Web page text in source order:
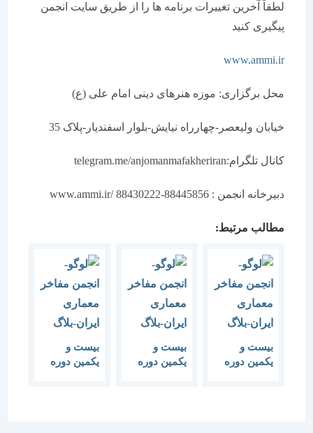
لطفاً آخرین تغییرات برنامه ها را از طریق سایت انجمن
پیگیری کنید
www.ammi.ir
محل برگزاری: موزه هنرهای دینی امام علی (ع)
خیابان ولیعصر-چهارراه نیایش-بلوار اسفندیار-پلاک 35
کانال تلگرام:telegram.me/anjomanmafakheriran
دبیرخانه انجمن : 88445856-88430222 /www.ammi.ir
مطالب مرتبط:
بیست و
یکمین دوره
بیست و
یکمین دوره
بیست و
یکمین دوره